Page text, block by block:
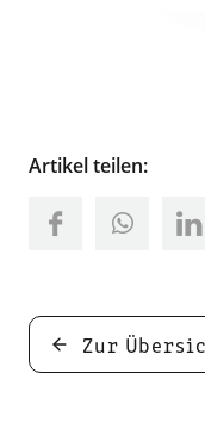
Artikel teilen:
Zur